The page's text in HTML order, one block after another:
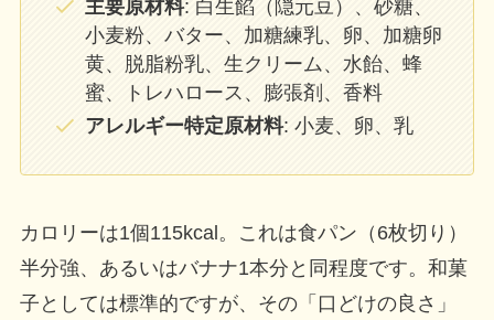
主要原材料: 白生餡（隠元豆）、砂糖、
小麦粉、バター、加糖練乳、卵、加糖卵
黄、脱脂粉乳、生クリーム、水飴、蜂
蜜、トレハロース、膨張剤、香料
アレルギー特定原材料: 小麦、卵、乳
カロリーは1個115kcal。これは食パン（6枚切り）
半分強、あるいはバナナ1本分と同程度です。和菓
子としては標準的ですが、その「口どけの良さ」